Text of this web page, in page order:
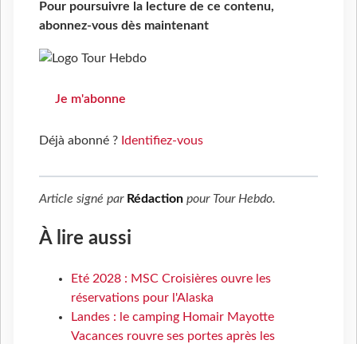
Pour poursuivre la lecture de ce contenu,
abonnez-vous dès maintenant
Je m'abonne
Déjà abonné ? Identifiez-vous
Article signé par Rédaction pour Tour Hebdo.
À lire aussi
Eté 2028 : MSC Croisières ouvre les
réservations pour l'Alaska
Landes : le camping Homair Mayotte
Vacances rouvre ses portes après les